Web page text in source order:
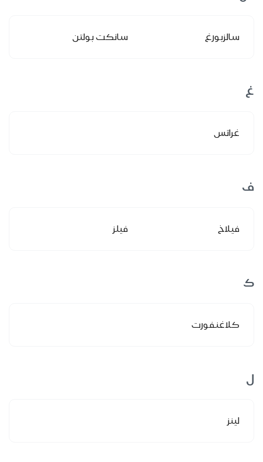
سالزبورغ سانكت بولتن
غ
غراتس
ف
فيلاخ فيلز
ك
كلاغنفورت
ل
لينز